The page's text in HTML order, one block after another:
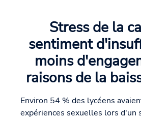
Stress de la
sentiment
moins
raisons de la
Environ 54 % des lycéens
expériences sexuelles lors d'un